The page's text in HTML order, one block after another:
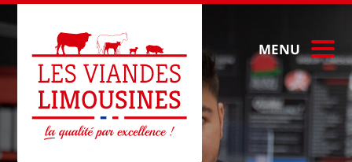
MENU